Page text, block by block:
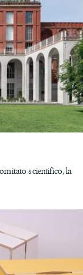
scientifico, la